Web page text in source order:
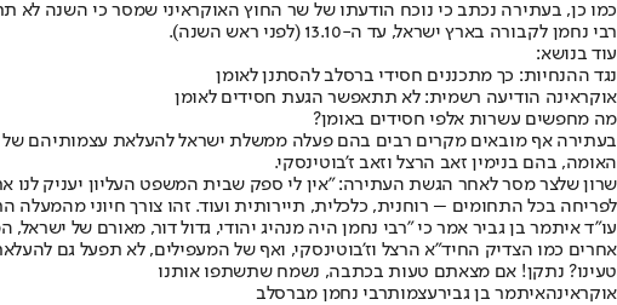
כמו כן, בעתירה נכתב כי נוכח הודעתו של שר החוץ האוקראיני שמסר כי השנה לא
רבי נחמן לקבורה בארץ ישראל, עד ה-13.10 (לפני ראש השנה).
עוד בנושא:
נגד ההנחיות: כך מתכננים חסידי ברסלב להסתנן לאומן
אוקראינה הודיעה רשמית: לא תתאפשר הגעת חסידים לאומן
מה מחפשים עשרות אלפי חסידים באומן?
בעתירה אף מובאים מקרים רבים בהם פעלה ממשלת ישראל להעלאת עצמותיהם של
האומה, בהם בנימין זאב הרצל וזאב ז'בוטינסקי.
שרון שלצר מסר לאחר הגשת העתירה: "אין לי ספק שבית המשפט העליון יעניק
לפריחה בכל התחומים – רוחנית, כלכלית, תיירותית ועוד. זהו צורך חיוני מהמעלה
עו"ד איתמר בן גביר אמר כי "רבי נחמן היה מנהיג יהודי, גדול דור, מאורם של
אחרים כמו הצדיק החיד"א הרצל וז'בוטינסקי, ואף של המעפילים, לא תפעל גם
טעינו? נתקן! אם מצאתם טעות בכתבה, נשמח שתשתפו אותנו
אוקראינהאיתמר בן גבירעצמותרבי נחמן מברסלב